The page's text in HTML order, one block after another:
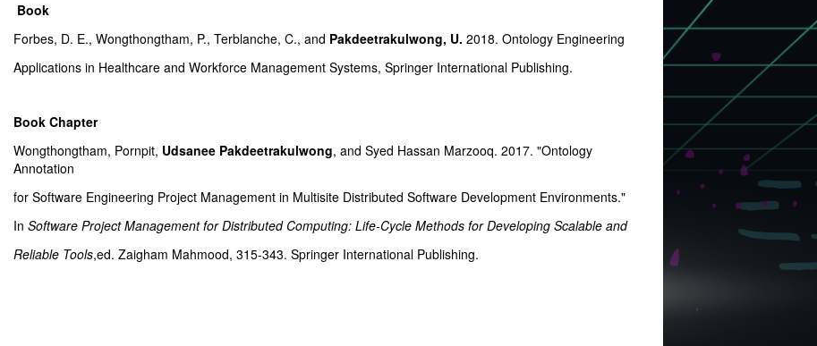
Forbes, D. E., Wongthongtham, P., Terblanche, C., and Pakdeetrakulwong, U. 2018. Ontology Engineering
Applications in Healthcare and Workforce Management Systems, Springer International Publishing.
Book Chapter
Wongthongtham, Pornpit, Udsanee Pakdeetrakulwong, and Syed Hassan Marzooq. 2017. "Ontology
Annotation
for Software Engineering Project Management in Multisite Distributed Software Development Environments."
In Software Project Management for Distributed Computing: Life-Cycle Methods for Developing Scalable and
Reliable Tools,ed. Zaigham Mahmood, 315-343. Springer International Publishing.